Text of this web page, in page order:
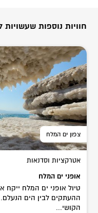
חוויות נוספות שעשויות
צפון ים המלח
אטרקציות וסדנאות
אופני ים המלח
טיול אופני ים המלח ייקח
ההעתקים לבין הים
הקושי...